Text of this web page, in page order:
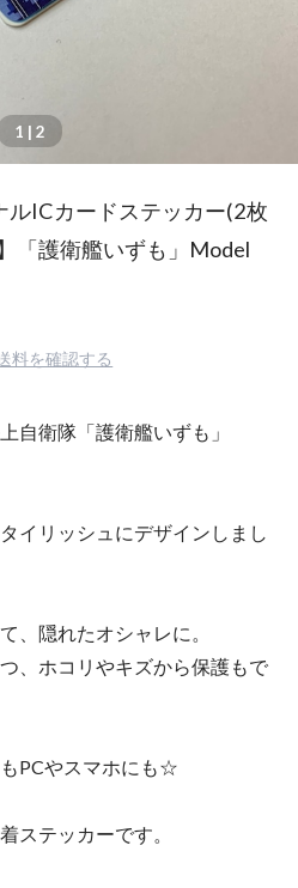
1 | 2
ルICカードステッカー(2枚
「護衛艦いずも」Model
料を確認する
衛隊「護衛艦いずも」
イリッシュにデザインしまし
、隠れたオシャレに。
、ホコリやキズから保護もで
PCやスマホにも☆
ステッカーです。